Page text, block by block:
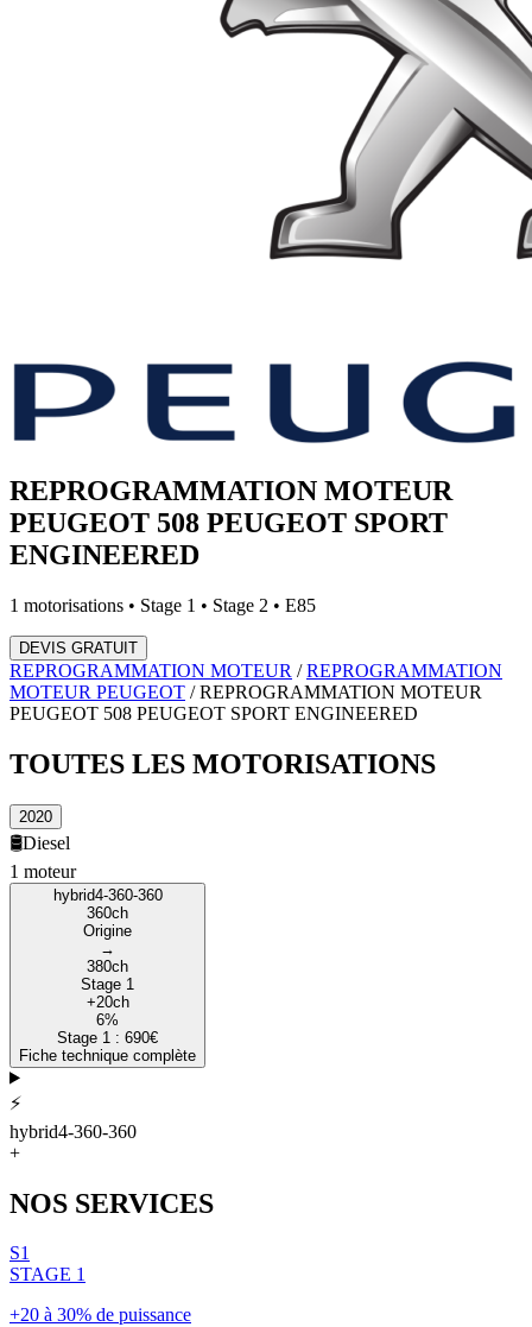
REPROGRAMMATION MOTEUR
PEUGEOT 508 PEUGEOT SPORT
ENGINEERED
1 motorisations • Stage 1 • Stage 2 • E85
DEVIS GRATUIT
REPROGRAMMATION MOTEUR /REPROGRAMMATION
MOTEUR PEUGEOT /REPROGRAMMATION MOTEUR
PEUGEOT 508 PEUGEOT SPORT ENGINEERED
TOUTES LES MOTORISATIONS
2020
🛢️Diesel
1 moteur
hybrid4-360-360
360ch
Origine
→
380ch
Stage 1
+20ch
6%
Stage 1 : 690€
Fiche technique complète
⚡
hybrid4-360-360
+
NOS SERVICES
S1
STAGE 1
+20 à 30% de puissance